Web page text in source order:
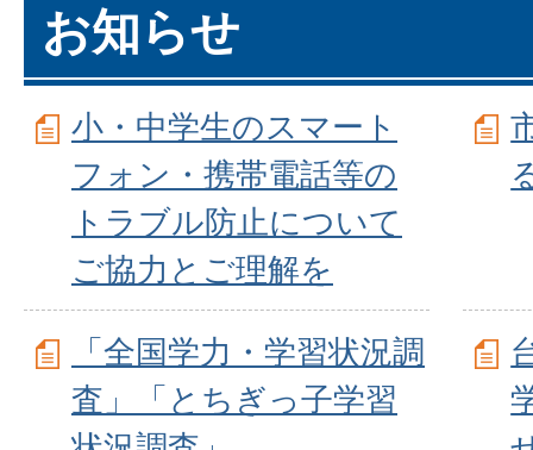
お知らせ
小・中学生のスマート
フォン・携帯電話等の
トラブル防止について
ご協力とご理解を
「全国学力・学習状況調
査」「とちぎっ子学習